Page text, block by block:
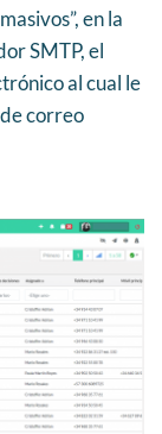
en la
SMTP, el
al cual le
correo